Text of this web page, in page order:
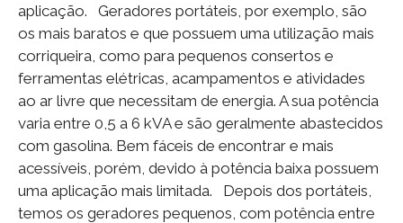
aplicação. Geradores portáteis, por exemplo, são
os mais baratos e que possuem uma utilização mais
corriqueira, como para pequenos consertos e
ferramentas elétricas, acampamentos e atividades
ao ar livre que necessitam de energia. A sua potência
varia entre 0,5 a 6 kVA e são geralmente abastecidos
com gasolina. Bem fáceis de encontrar e mais
acessíveis, porém, devido à potência baixa possuem
uma aplicação mais limitada. Depois dos portáteis,
temos os geradores pequenos, com potência entre